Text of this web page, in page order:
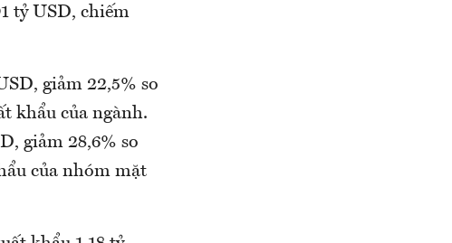
tỷ USD, chiếm
giảm 22,5% so
khẩu của ngành.
giảm 28,6% so
của nhóm mặt